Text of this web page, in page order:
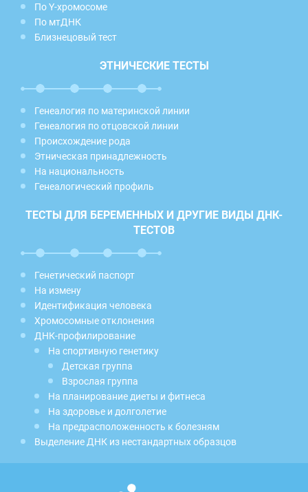
По Y-хромосоме
По мтДНК
Близнецовый тест
ЭТНИЧЕСКИЕ ТЕСТЫ
Генеалогия по материнской линии
Генеалогия по отцовской линии
Происхождение рода
Этническая принадлежность
На национальность
Генеалогический профиль
ТЕСТЫ ДЛЯ БЕРЕМЕННЫХ И ДРУГИЕ ВИДЫ ДНК-
ТЕСТОВ
Генетический паспорт
На измену
Идентификация человека
Хромосомные отклонения
ДНК-профилирование
На спортивную генетику
Детская группа
Взрослая группа
На планирование диеты и фитнеса
На здоровье и долголетие
На предрасположенность к болезням
Выделение ДНК из нестандартных образцов